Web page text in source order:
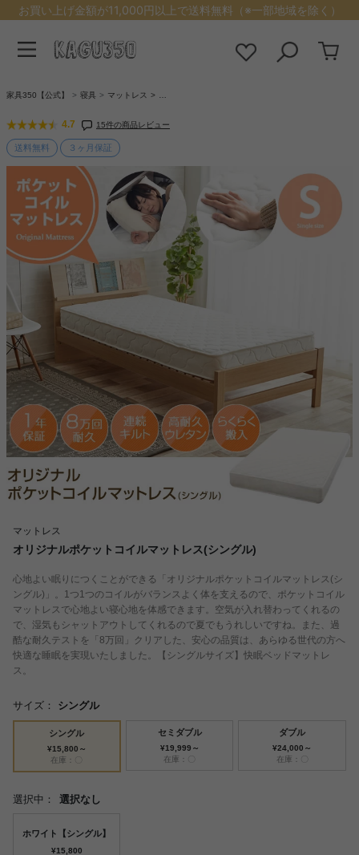
お買い上げ金額が11,000円以上で送料無料（※一部地域を除く）
家具350【公式】 寝具 マットレス
4.7 15件の商品レビュー
送料無料 ３ヶ月保証
マットレス
オリジナルポケットコイルマットレス(シングル)
心地よい眠りにつくことができる「オリジナルポケットコイルマットレス(シ
ングル)」。1つ1つのコイルがバランスよく体を支えるので、ポケットコイル
マットレスで心地よい寝心地を体感できます。空気が入れ替わってくれるの
で、湿気もシャットアウトしてくれるので夏でもうれしいですね。また、過
酷な耐久テストを「8万回」クリアした、安心の品質は、あらゆる世代の方へ
快適な睡眠を実現いたしました。【シングルサイズ】快眠ベッドマットレ
ス。
サイズ： シングル
シングル
¥15,800～
在庫：〇
セミダブル
¥19,999～
在庫：〇
ダブル
¥24,000～
在庫：〇
選択中： 選択なし
ホワイト【シングル】
¥15,800